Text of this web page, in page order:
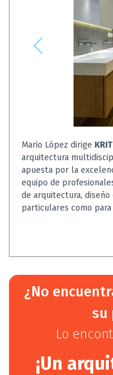
Mario López dirige
arquitectura
apuesta por la
equipo de
de arquitectura,
particulares como para
¿No
su
Lo
¡Un